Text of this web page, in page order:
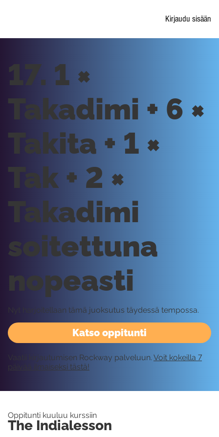
Kirjaudu sisään
Katso oppitunti
17. 1 ×
Takadimi + 6 ×
Takita + 1 ×
Tak + 2 ×
Takadimi
soitettuna
nopeasti
Nyt harjoitellaan tämä juoksutus täydessä tempossa.
Vaatii kirjautumisen Rockway palveluun. Voit kokeilla 7
päivää ilmaiseksi tästä!
Oppitunti kuuluu kurssiin
The Indialesson